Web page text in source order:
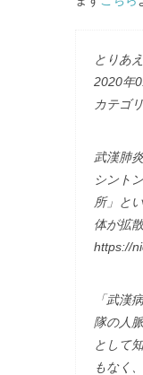
とりあ
2020年
カテゴ
武漢肺
シント
所」と
体が拡
https://
「武漢
隊の人
として
もなく